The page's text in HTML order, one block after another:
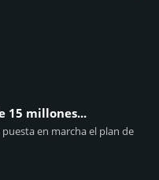
15 millones...
en marcha el plan de